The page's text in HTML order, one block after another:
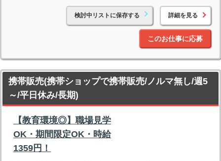
検討中リストに保存する 詳細を見る
このお仕事に応募
携帯販売(携帯ショップで携帯販売/ノルマ無し/週5
～/平日休み/長期)
【教育環境◎】職場見学
OK・期間限定OK・時給
1359円！